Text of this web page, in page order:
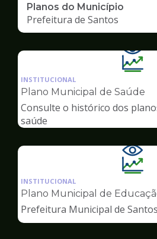
Planos do Município
Prefeitura de Santos
da
pagina
de
INSTITUCIONAL
Plano Municipal de Saúde
Consulte o histórico dos
saúde
da
de
INSTITUCIONAL
Plano Municipal de
Prefeitura Municipal de Santos